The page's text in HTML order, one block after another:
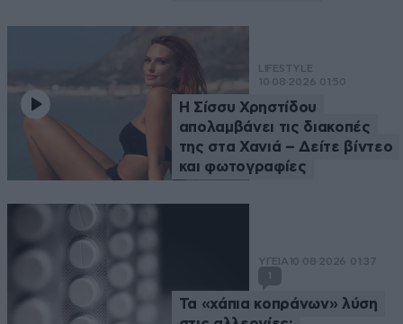
LIFESTYLE
10·08·2026 01:50
Η Σίσσυ Χρηστίδου
απολαμβάνει τις διακοπές
της στα Χανιά – Δείτε βίντεο
και φωτογραφίες
ΥΓΕΙΑ 10·08·2026 01:37
1
Τα «χάπια κοπράνων» λύση